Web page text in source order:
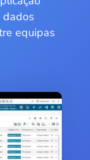
dados
equipas